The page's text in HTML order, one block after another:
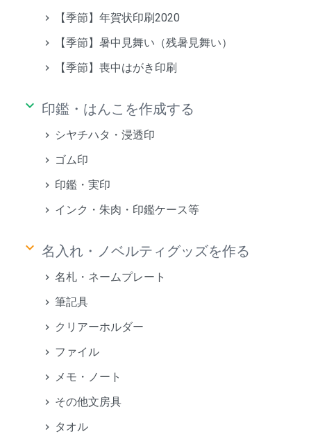
【季節】年賀状印刷2020
【季節】暑中見舞い（残暑見舞い）
【季節】喪中はがき印刷
keyboard_arrow_down 印鑑・はんこを作成する
シヤチハタ・浸透印
ゴム印
印鑑・実印
インク・朱肉・印鑑ケース等
keyboard_arrow_down 名入れ・ノベルティグッズを作る
名札・ネームプレート
筆記具
クリアーホルダー
ファイル
メモ・ノート
その他文房具
タオル